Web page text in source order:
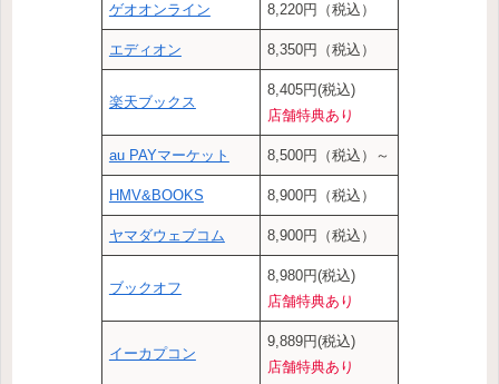
ゲオオンライン 8,220円（税込）
エディオン 8,350円（税込）
楽天ブックス
8,405円(税込)
店舗特典あり
au PAYマーケット 8,500円（税込）～
HMV&BOOKS 8,900円（税込）
ヤマダウェブコム 8,900円（税込）
ブックオフ
8,980円(税込)
店舗特典あり
イーカプコン
9,889円(税込)
店舗特典あり